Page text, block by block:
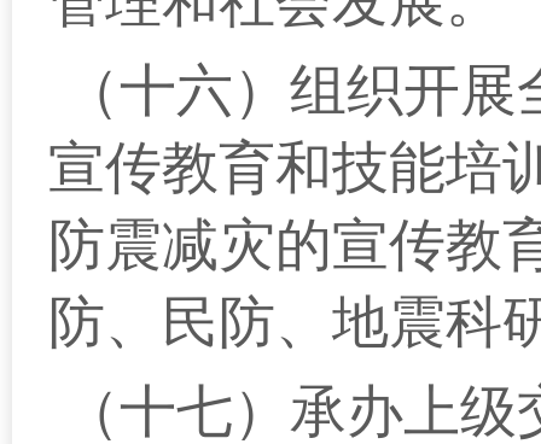
（十六）组织开
宣传教育和技能培
防震减灾的宣传教
防、民防、地震科
（十七）承办上